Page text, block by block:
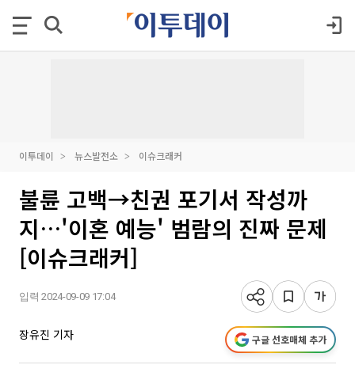
이투데이 뉴스발전소 이슈크래커
불륜 고백→친권 포기서 작성까
지…'이혼 예능' 범람의 진짜 문제
[이슈크래커]
입력 2024-09-09 17:04
장유진 기자 구글 선호매체 추가